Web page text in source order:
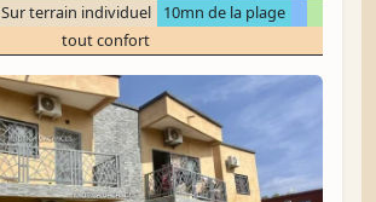
Sur terrain individuel
10mn de la plage
tout confort